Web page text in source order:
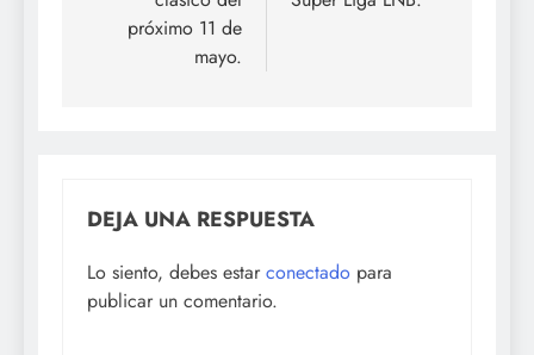
próximo 11 de
mayo.
DEJA UNA RESPUESTA
Lo siento, debes estar conectado para
publicar un comentario.